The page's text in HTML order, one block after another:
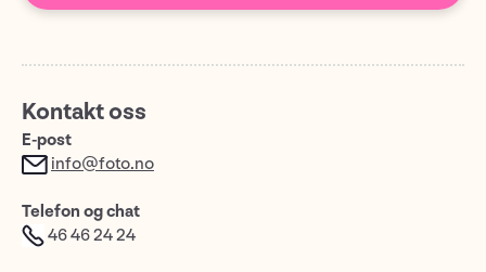
Kontakt oss
E-post
info@foto.no
Telefon og chat
46 46 24 24